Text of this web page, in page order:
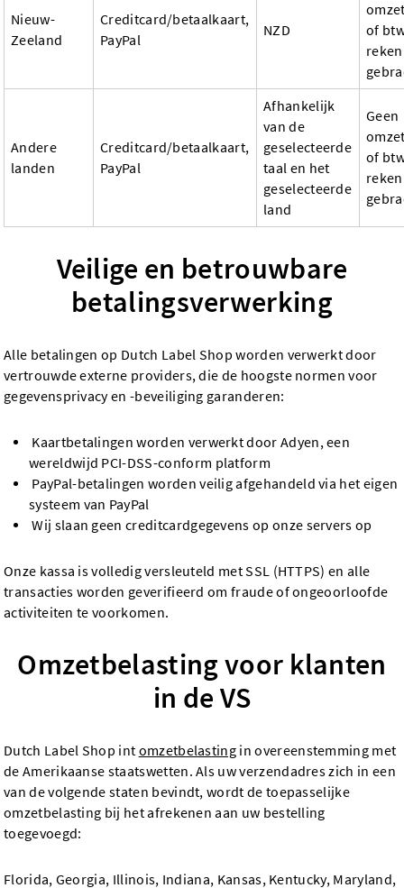
Nieuw-
Zeeland
Creditcard/betaalkaart,
PayPal
NZD
of
Andere
landen
Creditcard/betaalkaart,
PayPal
Afhankelijk
van de
geselecteerde
taal en het
geselecteerde
land
Geen
of
Veilige en betrouwbare
betalingsverwerking
Alle betalingen op Dutch Label Shop worden verwerkt door
vertrouwde externe providers, die de hoogste normen voor
gegevensprivacy en -beveiliging garanderen:
Kaartbetalingen worden verwerkt door Adyen, een
wereldwijd PCI-DSS-conform platform
PayPal-betalingen worden veilig afgehandeld via het eigen
systeem van PayPal
Wij slaan geen creditcardgegevens op onze servers op
Onze kassa is volledig versleuteld met SSL (HTTPS) en alle
transacties worden geverifieerd om fraude of ongeoorloofde
activiteiten te voorkomen.
Omzetbelasting voor klanten
in de VS
Dutch Label Shop int omzetbelasting in overeenstemming met
de Amerikaanse staatswetten. Als uw verzendadres zich in een
van de volgende staten bevindt, wordt de toepasselijke
omzetbelasting bij het afrekenen aan uw bestelling
toegevoegd:
Florida, Georgia, Illinois, Indiana, Kansas, Kentucky, Maryland,